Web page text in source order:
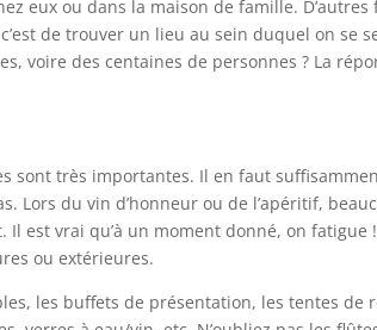
eux ou dans la maison de famille.
de trouver un lieu au sein duquel on se
voire des centaines de personnes ? La
sont très importantes. Il en faut
Lors du vin d’honneur ou de l’apéritif,
est vrai qu’à un moment donné, on fatigue
ou extérieures.
les buffets de présentation, les tentes de